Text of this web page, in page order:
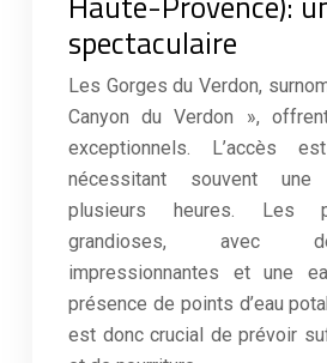
spectaculaire
Les Gorges du Verdon,
Canyon du Verdon »,
exceptionnels. L’accès
nécessitant souvent une
plusieurs heures. Les
grandioses, avec
impressionnantes et une
présence de points d’eau
est donc crucial de prévoir